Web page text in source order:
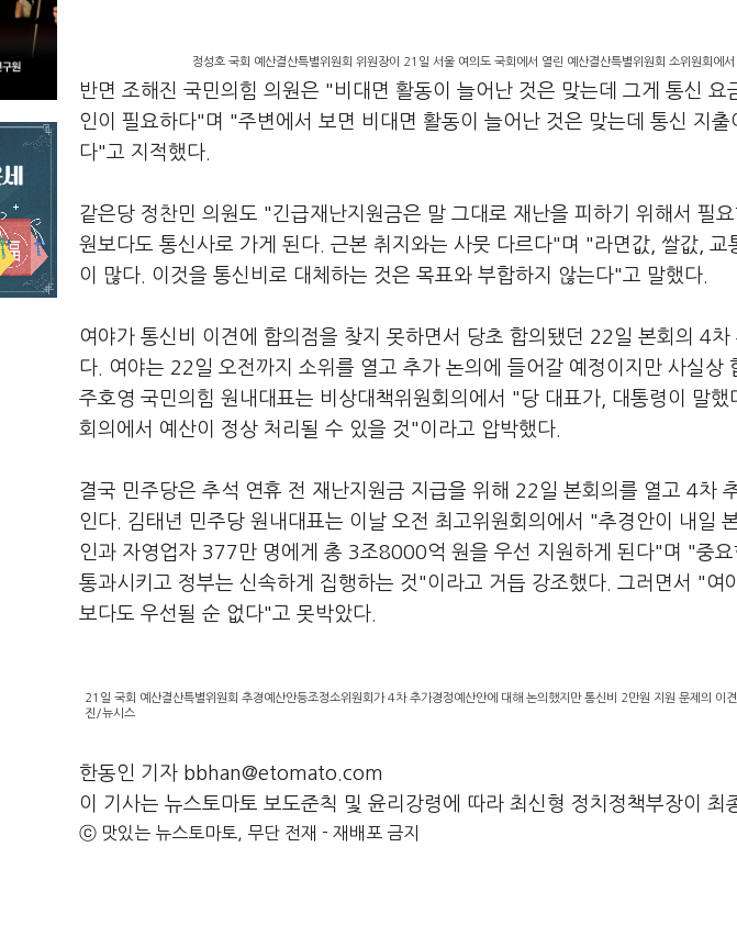
정성호 국회 예산결산특별위원회 위원장이 21일 서울 여의도 국회에서 열린 예산결산특별위원회 소위원회에
반면 조해진 국민의힘 의원은 "비대면 활동이 늘어난 것은 맞는데 그게 통신
인이 필요하다"며 "주변에서 보면 비대면 활동이 늘어난 것은 맞는데 통신 지
다"고 지적했다.
같은당 정찬민 의원도 "긴급재난지원금은 말 그대로 재난을 피하기 위해서 필
원보다도 통신사로 가게 된다. 근본 취지와는 사뭇 다르다"며 "라면값, 쌀값,
이 많다. 이것을 통신비로 대체하는 것은 목표와 부합하지 않는다"고 말했다.
여야가 통신비 이견에 합의점을 찾지 못하면서 당초 합의됐던 22일 본회의 4
다. 여야는 22일 오전까지 소위를 열고 추가 논의에 들어갈 예정이지만 사실상
주호영 국민의힘 원내대표는 비상대책위원회의에서 "당 대표가, 대통령이 말
회의에서 예산이 정상 처리될 수 있을 것"이라고 압박했다.
결국 민주당은 추석 연휴 전 재난지원금 지급을 위해 22일 본회의를 열고 4차
인다. 김태년 민주당 원내대표는 이날 오전 최고위원회의에서 "추경안이 내일
인과 자영업자 377만 명에게 총 3조8000억 원을 우선 지원하게 된다"며 "중
통과시키고 정부는 신속하게 집행하는 것"이라고 거듭 강조했다. 그러면서 "여
보다도 우선될 순 없다"고 못박았다.
21일 국회 예산결산특별위원회 추경예산안등조정소위원회가 4차 추가경정예산안에 대해 논의했지만 통신비 2만원 지원 문제의 이
진/뉴시스
한동인 기자 bbhan@etomato.com
이 기사는 뉴스토마토 보도준칙 및 윤리강령에 따라 최신형 정치정책부장이 최
ⓒ 맛있는 뉴스토마토, 무단 전재 - 재배포 금지